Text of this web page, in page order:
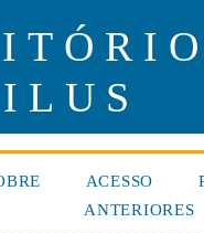
ACESSO
ANTERIORES